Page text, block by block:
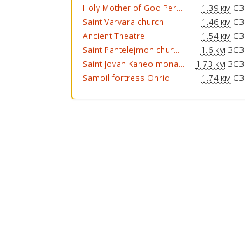
Holy Mother of God Per...
1.39 км СЗ
Saint Varvara church
1.46 км СЗ
Ancient Theatre
1.54 км СЗ
Saint Pantelejmon chur...
1.6 км ЗСЗ
Saint Jovan Kaneo mona...
1.73 км ЗСЗ
Samoil fortress Ohrid
1.74 км СЗ